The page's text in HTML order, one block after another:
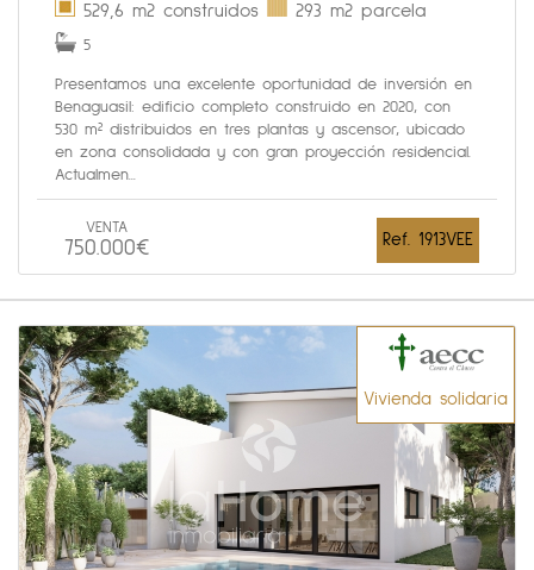
529,6 m2 construidos 293 m2 parcela
5
Presentamos una excelente oportunidad de inversión en
Benaguasil: edificio completo construido en 2020, con
530 m² distribuidos en tres plantas y ascensor, ubicado
en zona consolidada y con gran proyección residencial.
Actualmen...
VENTA
750.000€ Ref. 1913VEE
Vivienda solidaria